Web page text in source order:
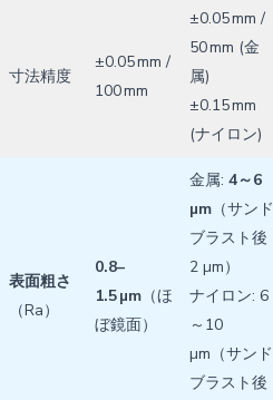
寸法精度
±0.05 mm /
100 mm
±0.05 mm /
50 mm (金
属)
±0.15 mm
(ナイロン)
表面粗さ
（Ra）
0.8–
1.5 µm （ほ
ぼ鏡面）
金属: 4～6
µm （サンド
ブラスト後
2 µm）
ナイロン: 6
～10
µm（サンド
ブラスト後